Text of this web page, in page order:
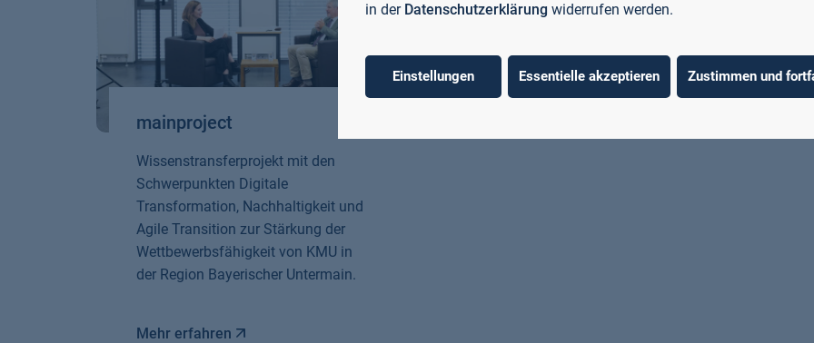
mainproject
Wissenstransferprojekt mit den
Schwerpunkten Digitale
Transformation, Nachhaltigkeit und
Agile Transition zur Stärkung der
Wettbewerbsfähigkeit von KMU in
der Region Bayerischer Untermain.
Mehr erfahren
in der Datenschutzerklärung widerrufen werden.
Einstellungen Essentielle akzeptieren Zustimmen und